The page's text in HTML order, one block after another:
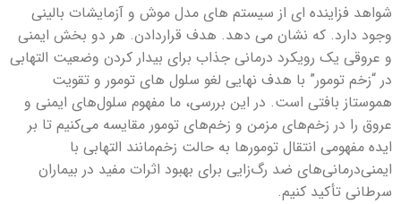
شواهد فزاینده ای از سیستم های مدل موش و آزمایشات بالینی
وجود دارد. که نشان می دهد. هدف قراردادن. هر دو بخش ایمنی
و عروقی یک رویکرد درمانی جذاب برای بیدار کردن وضعیت التهابی
در “زخم تومور” با هدف نهایی لغو سلول های تومور و تقویت
هموستاز بافتی است. در این بررسی، ما مفهوم سلول‌های ایمنی و
عروق را در زخم‌های مزمن و زخم‌های تومور مقایسه می‌کنیم تا بر
ایده مفهومی انتقال تومورها به حالت زخم‌مانند التهابی با
ایمنی‌درمانی‌های ضد رگ‌زایی برای بهبود اثرات مفید در بیماران
سرطانی تأکید کنیم.